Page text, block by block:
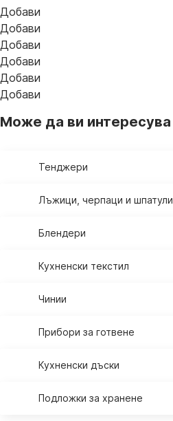
Добави
Добави
Добави
Добави
Добави
Добави
Може да ви интересува
Тенджери
Лъжици, черпаци и шпатули
Блендери
Кухненски текстил
Чинии
Прибори за готвене
Кухненски дъски
Подложки за хранене